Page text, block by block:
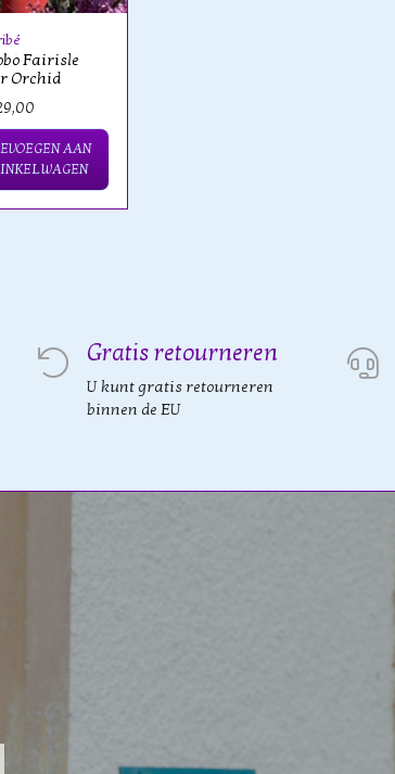
Fairisle
Orchid
AAN
Gratis retourneren
U kunt gratis retourneren
binnen de EU